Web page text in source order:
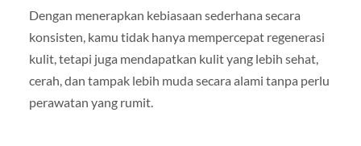
Dengan menerapkan kebiasaan sederhana secara
konsisten, kamu tidak hanya mempercepat regenerasi
kulit, tetapi juga mendapatkan kulit yang lebih sehat,
cerah, dan tampak lebih muda secara alami tanpa perlu
perawatan yang rumit.